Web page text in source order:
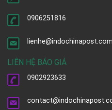
0906251816
lienhe@indochinapost.com
LIÊN HỆ BÁO GIÁ
0902923633